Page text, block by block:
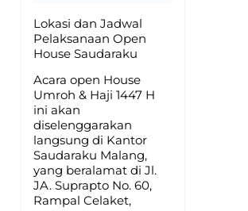
Lokasi dan Jadwal
Pelaksanaan Open
House Saudaraku
Acara open House
Umroh & Haji 1447 H
ini akan
diselenggarakan
langsung di Kantor
Saudaraku Malang,
yang beralamat di Jl.
JA. Suprapto No. 60,
Rampal Celaket,